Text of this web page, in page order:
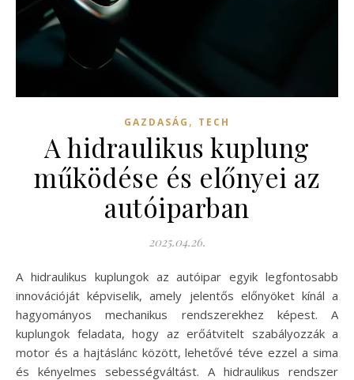
GAZDASÁG , TECH
A hidraulikus kuplung
működése és előnyei az
autóiparban
2025.04.26.
A hidraulikus kuplungok az autóipar egyik legfontosabb
innovációját képviselik, amely jelentős előnyöket kínál a
hagyományos mechanikus rendszerekhez képest. A
kuplungok feladata, hogy az erőátvitelt szabályozzák a
motor és a hajtáslánc között, lehetővé téve ezzel a sima
és kényelmes sebességváltást. A hidraulikus rendszer